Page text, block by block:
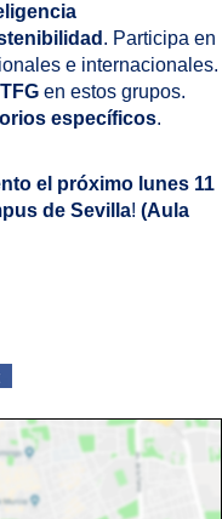
. Participa en
e internacionales.
en estos grupos.
específicos.
el próximo lunes 11
de Sevilla! (Aula